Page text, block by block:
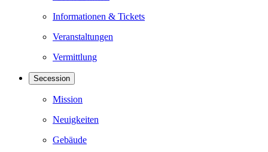
Informationen & Tickets
Veranstaltungen
Vermittlung
Secession
Mission
Neuigkeiten
Gebäude